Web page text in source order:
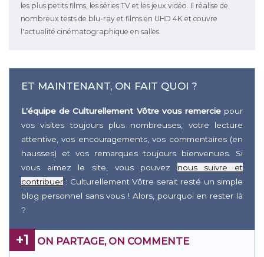
les plus petits films, les séries TV et les jeux vidéo. Il réalise de
nombreux tests de blu-ray et films en UHD 4K et couvre
l'actualité cinématographique en salles.
ET MAINTENANT, ON FAIT QUOI ?
L'équipe de Culturellement Vôtre vous remerciepour
vos visites toujours plus nombreuses, votre lecture
attentive, vos encouragements, vos commentaires (en
hausses) et vos remarques toujours bienvenues. Si
vous aimez le site, vous pouvez nous suivre et
contribuer : Culturellement Vôtre serait resté un simple
blog personnel sans vous ! Alors, pourquoi en rester là
?
+1 ON PARTAGE, ON COMMENTE